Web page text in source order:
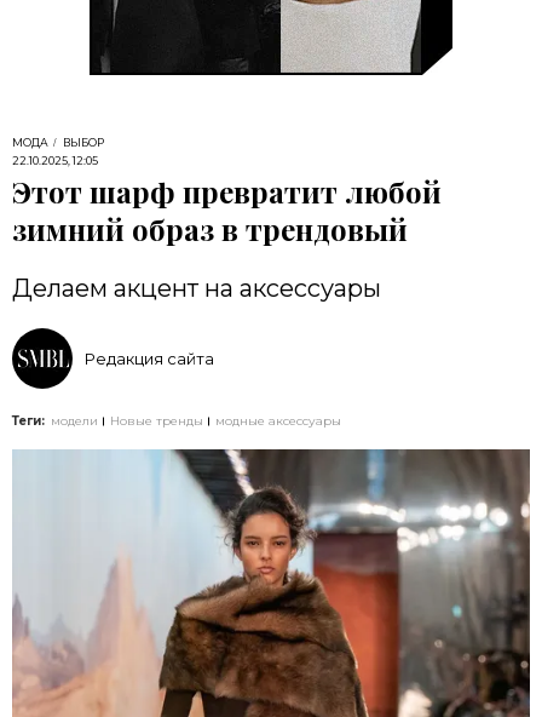
МОДА
ВЫБОР
22.10.2025, 12:05
Этот шарф превратит любой
зимний образ в трендовый
Делаем акцент на аксессуары
Редакция сайта
Теги: модели Новые тренды модные аксессуары